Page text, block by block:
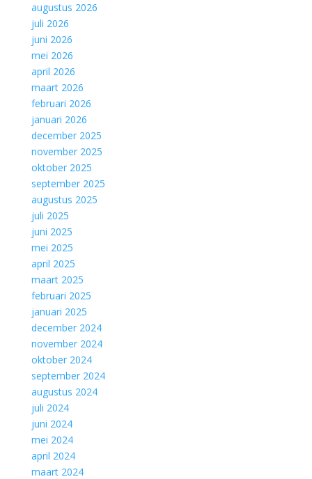
augustus 2026
juli 2026
juni 2026
mei 2026
april 2026
maart 2026
februari 2026
januari 2026
december 2025
november 2025
oktober 2025
september 2025
augustus 2025
juli 2025
juni 2025
mei 2025
april 2025
maart 2025
februari 2025
januari 2025
december 2024
november 2024
oktober 2024
september 2024
augustus 2024
juli 2024
juni 2024
mei 2024
april 2024
maart 2024